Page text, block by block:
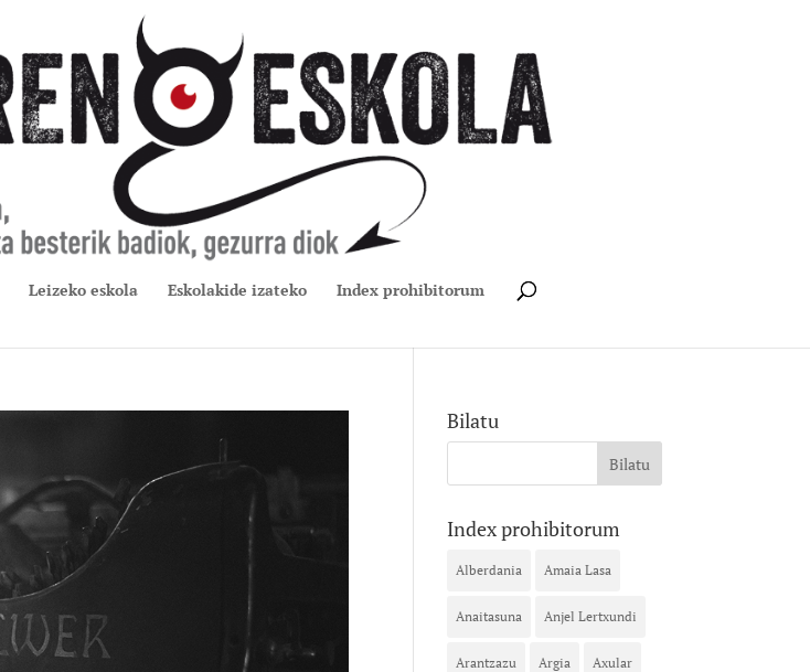
Leizeko eskola Eskolakide izateko Index prohibitorum
Bilatu
Index prohibitorum
Alberdania Amaia Lasa
Anaitasuna Anjel Lertxundi
Arantzazu Argia Axular